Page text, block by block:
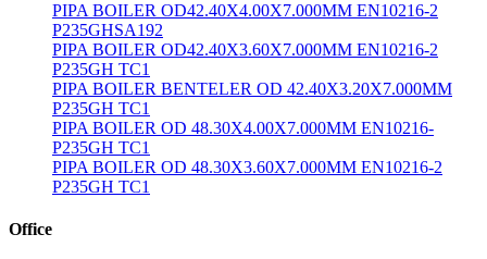
PIPA BOILER OD42.40X4.00X7.000MM EN10216-2
P235GHSA192
PIPA BOILER OD42.40X3.60X7.000MM EN10216-2
P235GH TC1
PIPA BOILER BENTELER OD 42.40X3.20X7.000MM
P235GH TC1
PIPA BOILER OD 48.30X4.00X7.000MM EN10216-
P235GH TC1
PIPA BOILER OD 48.30X3.60X7.000MM EN10216-2
P235GH TC1
Office